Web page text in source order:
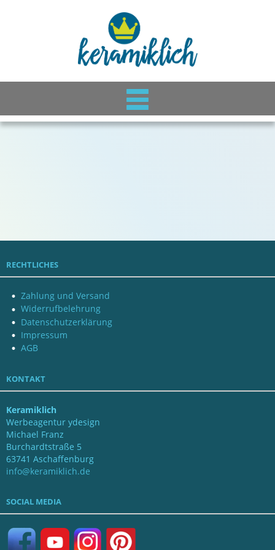
RECHTLICHES
Zahlung und Versand
Widerrufbelehrung
Datenschutzerklärung
Impressum
AGB
KONTAKT
Keramiklich
Werbeagentur ydesign
Michael Franz
Burchardtstraße 5
63741 Aschaffenburg
info@keramiklich.de
SOCIAL MEDIA